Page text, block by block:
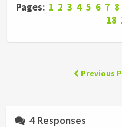
Pages: 1 2 3 4 5 6 7 8
18
Previous
4 Responses